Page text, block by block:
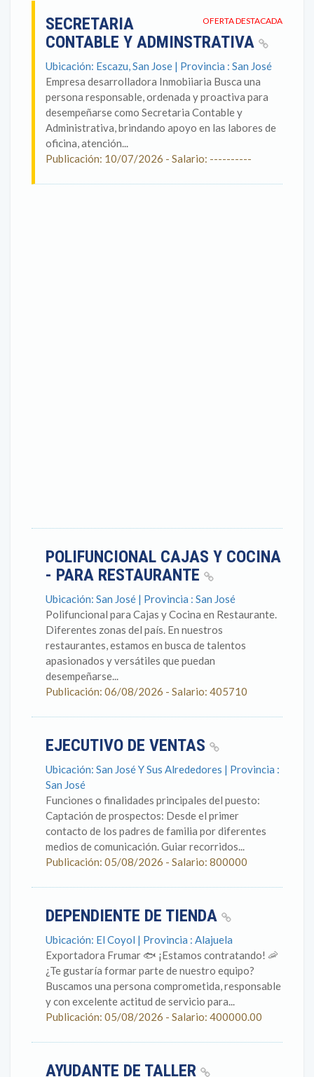
OFERTA DESTACADA
SECRETARIA
CONTABLE Y ADMINSTRATIVA
Ubicación: Escazu, San Jose | Provincia : San José
Empresa desarrolladora Inmobiiaria Busca una
persona responsable, ordenada y proactiva para
desempeñarse como Secretaria Contable y
Administrativa, brindando apoyo en las labores de
oficina, atención...
Publicación: 10/07/2026 - Salario: ----------
POLIFUNCIONAL CAJAS Y COCINA
- PARA RESTAURANTE
Ubicación: San José | Provincia : San José
Polifuncional para Cajas y Cocina en Restaurante.
Diferentes zonas del país. En nuestros
restaurantes, estamos en busca de talentos
apasionados y versátiles que puedan
desempeñarse...
Publicación: 06/08/2026 - Salario: 405710
EJECUTIVO DE VENTAS
Ubicación: San José Y Sus Alrededores | Provincia :
San José
Funciones o finalidades principales del puesto:
Captación de prospectos: Desde el primer
contacto de los padres de familia por diferentes
medios de comunicación. Guiar recorridos...
Publicación: 05/08/2026 - Salario: 800000
DEPENDIENTE DE TIENDA
Ubicación: El Coyol | Provincia : Alajuela
Exportadora Frumar 🐟 ¡Estamos contratando! 🦐
¿Te gustaría formar parte de nuestro equipo?
Buscamos una persona comprometida, responsable
y con excelente actitud de servicio para...
Publicación: 05/08/2026 - Salario: 400000.00
AYUDANTE DE TALLER